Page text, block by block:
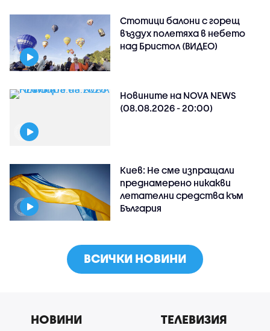
Стотици балони с горещ
въздух полетяха в небето
над Бристол (ВИДЕО)
Новините на NOVA NEWS
(08.08.2026 - 20:00)
Киев: Не сме изпращали
преднамерено никакви
летателни средства към
България
ВСИЧКИ НОВИНИ
НОВИНИ ТЕЛЕВИЗИЯ